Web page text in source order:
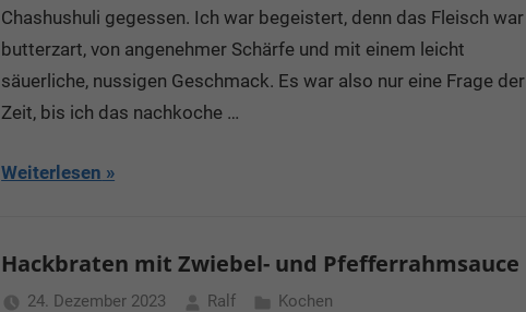
Chashushuli gegessen. Ich war begeistert, denn das Fleisch war
butterzart, von angenehmer Schärfe und mit einem leicht
säuerliche, nussigen Geschmack. Es war also nur eine Frage der
Zeit, bis ich das nachkoche …
Weiterlesen
Hackbraten mit Zwiebel- und Pfefferrahmsauce
24. Dezember 2023 Ralf Kochen